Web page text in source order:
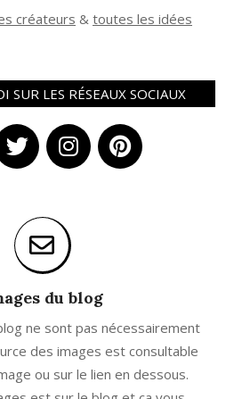
créateurs & toutes les idées
SUR LES RÉSEAUX SOCIAUX
du blog
ne sont pas nécessairement
des images est consultable
ou sur le lien en dessous.